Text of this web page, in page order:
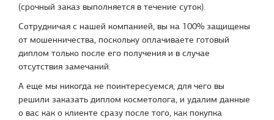
(срочный заказ выполняется в течение суток).
Сотрудничая с нашей компанией, вы на 100% защищены
от мошенничества, поскольку оплачиваете готовый
диплом только после его получения и в случае
отсутствия замечаний.
А еще мы никогда не поинтересуемся, для чего вы
решили заказать диплом косметолога, и удалим данные
о вас как о клиенте сразу после того, как покупка